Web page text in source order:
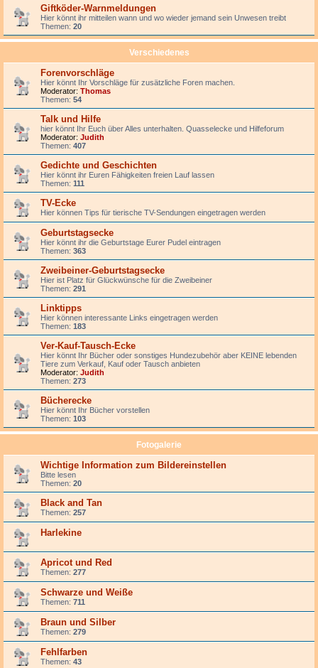
Giftköder-Warnmeldungen
Hier könnt ihr mitteilen wann und wo wieder jemand sein Unwesen treibt
Themen: 20
Verschiedenes
Forenvorschläge
Hier könnt Ihr Vorschläge für zusätzliche Foren machen.
Moderator: Thomas
Themen: 54
Talk und Hilfe
hier könnt Ihr Euch über Alles unterhalten. Quasselecke und Hilfeforum
Moderator: Judith
Themen: 407
Gedichte und Geschichten
Hier könnt ihr Euren Fähigkeiten freien Lauf lassen
Themen: 111
TV-Ecke
Hier können Tips für tierische TV-Sendungen eingetragen werden
Geburtstagsecke
Hier könnt ihr die Geburtstage Eurer Pudel eintragen
Themen: 363
Zweibeiner-Geburtstagsecke
Hier ist Platz für Glückwünsche für die Zweibeiner
Themen: 291
Linktipps
Hier können interessante Links eingetragen werden
Themen: 183
Ver-Kauf-Tausch-Ecke
Hier könnt Ihr Bücher oder sonstiges Hundezubehör aber KEINE lebenden
Tiere zum Verkauf, Kauf oder Tausch anbieten
Moderator: Judith
Themen: 273
Bücherecke
Hier könnt Ihr Bücher vorstellen
Themen: 103
Fotogalerie
Wichtige Information zum Bildereinstellen
Bitte lesen
Themen: 20
Black and Tan
Themen: 257
Harlekine
Apricot und Red
Themen: 277
Schwarze und Weiße
Themen: 711
Braun und Silber
Themen: 279
Fehlfarben
Themen: 43